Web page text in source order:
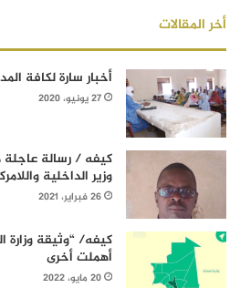
أخر المقالات
أخبار سارة لكافة
27 يونيو، 2020
كيفه / رسالة
وزير الداخلية
26 فبراير، 2021
كيفه/ “وثيقة
أهملت أخرى
20 مايو، 2022